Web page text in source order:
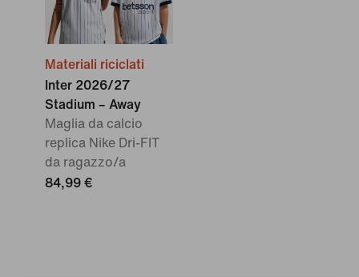
Materiali riciclati
Inter 2026/27
Stadium – Away
Maglia da calcio
replica Nike Dri-FIT
da ragazzo/a
84,99 €